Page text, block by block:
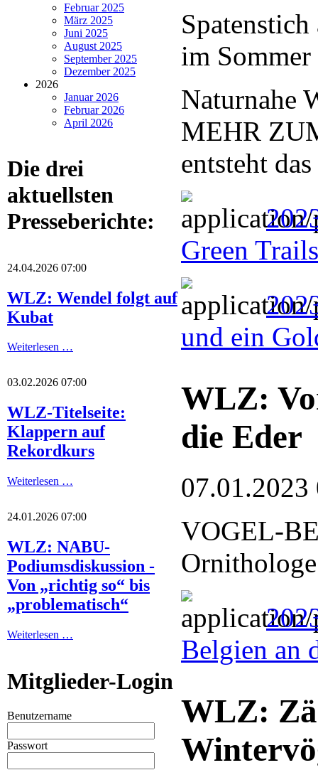
Februar 2025
März 2025
Juni 2025
August 2025
September 2025
Dezember 2025
2026
Januar 2026
Februar 2026
April 2026
Die drei
aktuellsten
Presseberichte:
24.04.2026 07:00
WLZ: Wendel folgt auf
Kubat
Weiterlesen …
03.02.2026 07:00
WLZ-Titelseite:
Klappern auf
Rekordkurs
Weiterlesen …
24.01.2026 07:00
WLZ: NABU-
Podiumsdiskussion -
Von „richtig so“ bis
„problematisch“
Weiterlesen …
Mitglieder-Login
Benutzername
Passwort
im
Naturnahe
MEHR
entsteht
Green
und ein
WLZ:
die Eder
07.01.2023
VOGEL-
Belgien an
WLZ: